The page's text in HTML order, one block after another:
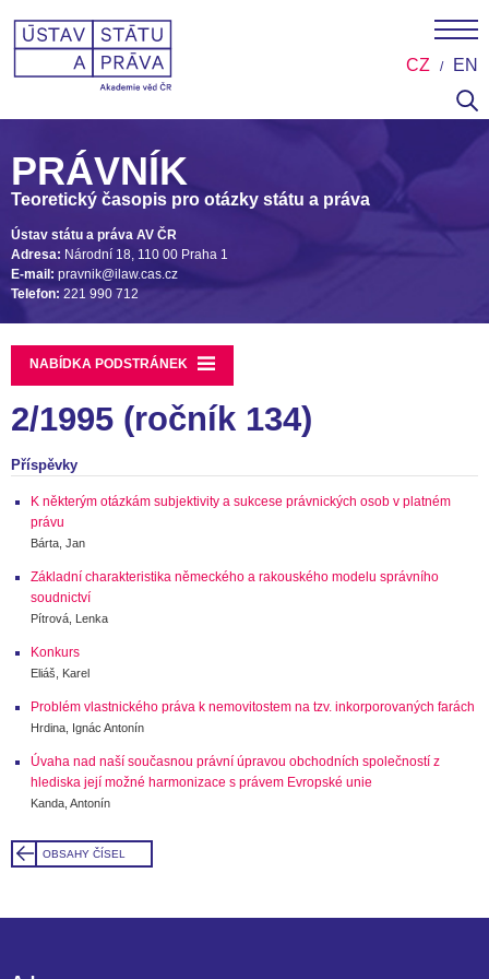
CZ EN
PRÁVNÍK
Teoretický časopis pro otázky státu a práva
Ústav státu a práva AV ČR
Adresa: Národní 18, 110 00 Praha 1
E-mail: pravnik@ilaw.cas.cz
Telefon: 221 990 712
NABÍDKA PODSTRÁNEK
2/1995 (ročník 134)
Příspěvky
K některým otázkám subjektivity a sukcese právnických osob v platném
právu
Bárta, Jan
Základní charakteristika německého a rakouského modelu správního
soudnictví
Pítrová, Lenka
Konkurs
Eliáš, Karel
Problém vlastnického práva k nemovitostem na tzv. inkorporovaných farách
Hrdina, Ignác Antonín
Úvaha nad naší současnou právní úpravou obchodních společností z
hlediska její možné harmonizace s právem Evropské unie
Kanda, Antonín
OBSAHY ČÍSEL